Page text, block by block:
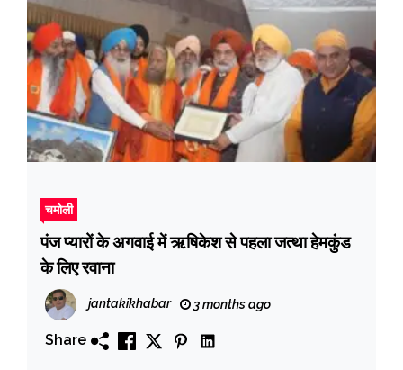
चमोली
पंज प्यारों के अगवाई में ऋषिकेश से पहला जत्था हेमकुंड
के लिए रवाना
jantakikhabar 3 months ago
Share